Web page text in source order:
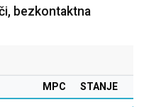
bezkontaktna
MPC STANJE